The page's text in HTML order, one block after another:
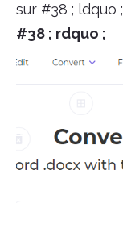
sur #38 ; ldquo ;
#38 ; rdquo ;